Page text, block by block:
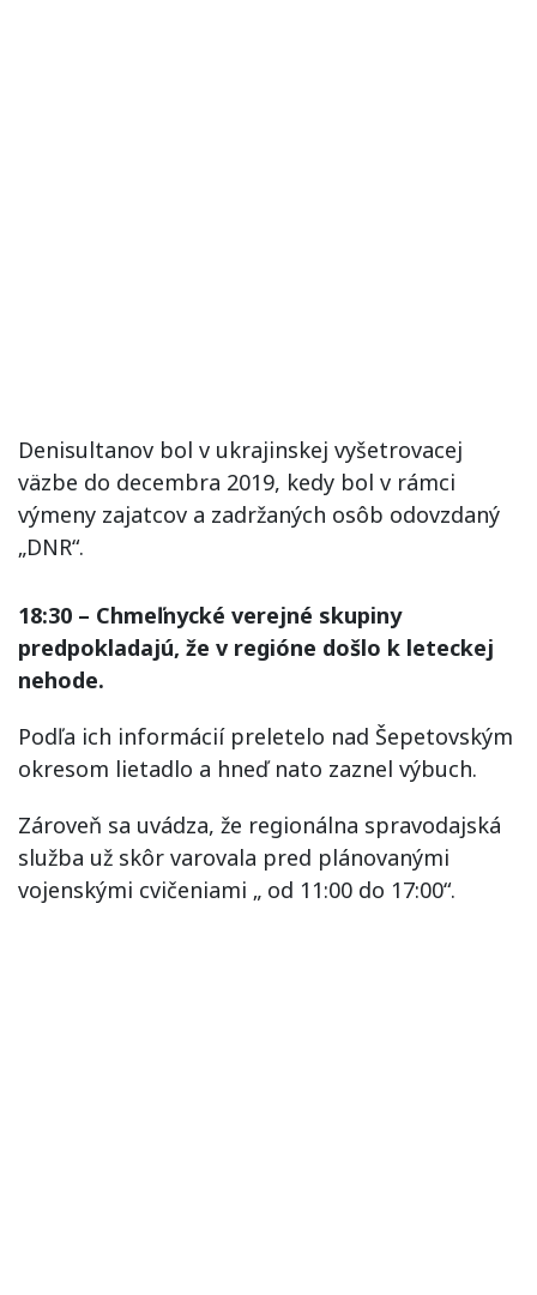
Denisultanov bol v ukrajinskej vyšetrovacej
väzbe do decembra 2019, kedy bol v rámci
výmeny zajatcov a zadržaných osôb odovzdaný
„DNR“.
18:30 – Chmeľnycké verejné skupiny
predpokladajú, že v regióne došlo k leteckej
nehode.
Podľa ich informácií preletelo nad Šepetovským
okresom lietadlo a hneď nato zaznel výbuch.
Zároveň sa uvádza, že regionálna spravodajská
služba už skôr varovala pred plánovanými
vojenskými cvičeniami „ od 11:00 do 17:00“.